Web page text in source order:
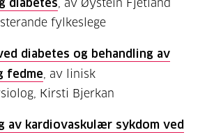
diabetes, av Øystein Fjetland
fylkeslege
diabetes og behandling av
fedme, av linisk
Kirsti Bjerkan
av kardiovaskulær sykdom ved